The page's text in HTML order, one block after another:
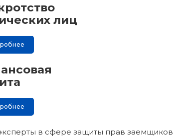
лиц
в сфере защиты прав заемщиков